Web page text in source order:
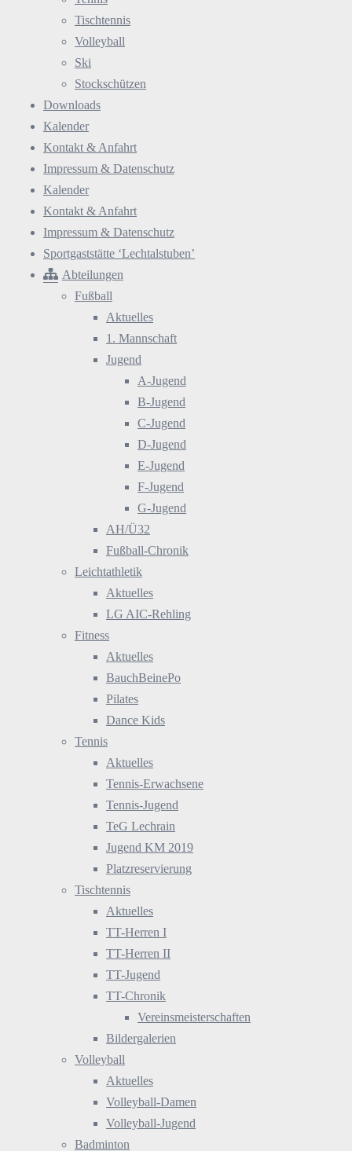
Tischtennis
Volleyball
Ski
Stockschützen
Downloads
Kalender
Kontakt & Anfahrt
Impressum & Datenschutz
Kalender
Kontakt & Anfahrt
Impressum & Datenschutz
Sportgaststätte ‘Lechtalstuben’
Abteilungen
Fußball
Aktuelles
1. Mannschaft
Jugend
A-Jugend
B-Jugend
C-Jugend
D-Jugend
E-Jugend
F-Jugend
G-Jugend
AH/Ü32
Fußball-Chronik
Leichtathletik
Aktuelles
LG AIC-Rehling
Fitness
Aktuelles
BauchBeinePo
Pilates
Dance Kids
Tennis
Aktuelles
Tennis-Erwachsene
Tennis-Jugend
TeG Lechrain
Jugend KM 2019
Platzreservierung
Tischtennis
Aktuelles
TT-Herren I
TT-Herren II
TT-Jugend
TT-Chronik
Vereinsmeisterschaften
Bildergalerien
Volleyball
Aktuelles
Volleyball-Damen
Volleyball-Jugend
Badminton